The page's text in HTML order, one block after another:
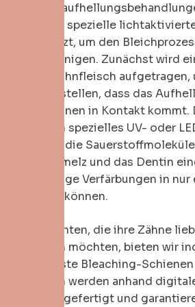
Bei
wird eine spezielle
eingesetzt, um den
beschleunigen. Zunächst wird
auf Ihr Zahnfleisch aufgetragen,
sicherzustellen, dass das
Ihren Zähnen in Kontakt
durch ein spezielles UV- oder
wodurch die
Zahnschmelz und das Dentin
hartnäckige Verfärbungen in
auflösen können.
Für Patienten, die ihre Zähne
aufhellen möchten, bieten wir
angepasste Bleaching-
Schienen werden anhand
Zähne angefertigt und